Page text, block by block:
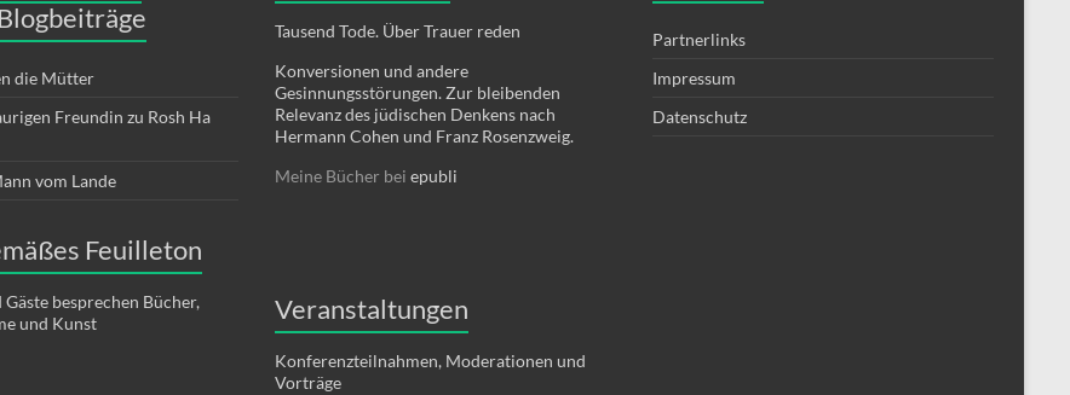
die Mütter
Freundin zu Rosh Ha
vom Lande
Feuilleton
Gäste besprechen Bücher,
und Kunst
Tausend Tode. Über Trauer reden
Konversionen und andere
Gesinnungsstörungen. Zur bleibenden
Relevanz des jüdischen Denkens nach
Hermann Cohen und Franz Rosenzweig.
Meine Bücher bei epubli
Veranstaltungen
Konferenzteilnahmen, Moderationen und
Vorträge
Partnerlinks
Impressum
Datenschutz